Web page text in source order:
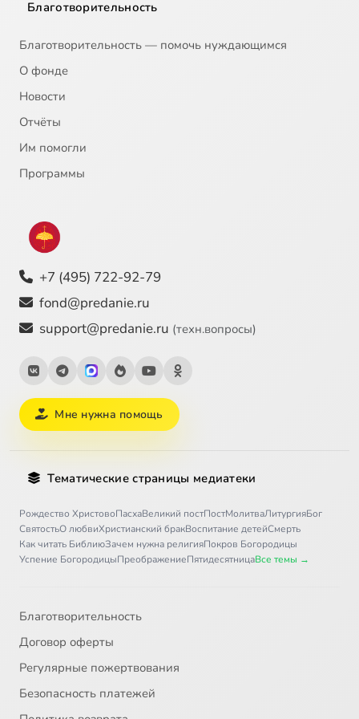
Благотворительность
Благотворительность — помочь нуждающимся
О фонде
Новости
Отчёты
Им помогли
Программы
+7 (495) 722-92-79
fond@predanie.ru
support@predanie.ru (техн.вопросы)
Мне нужна помощь
Тематические страницы медиатеки
Рождество ХристовоПасхаВеликий постПостМолитваЛитургияБог
СвятостьО любвиХристианский бракВоспитание детейСмерть
Как читать БиблиюЗачем нужна религияПокров Богородицы
Успение БогородицыПреображениеПятидесятницаВсе темы →
Благотворительность
Договор оферты
Регулярные пожертвования
Безопасность платежей